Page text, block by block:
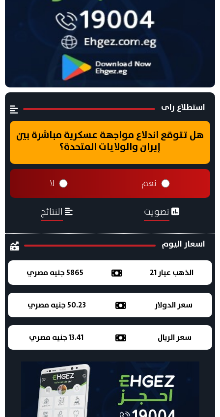
استطلاع راى
هل تتوقع اندلاع مواجهة عسكرية مباشرة بين
إيران والولايات المتحدة؟
نعم لا
تصويت النتائج
اسعار اليوم
الذهب عيار 21 5865 جنيه مصري
سعر الدولار 50.23 جنيه مصري
سعر الريال 13.41 جنيه مصري